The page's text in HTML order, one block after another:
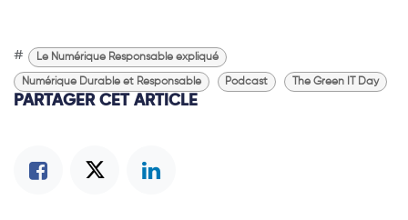
# Le Numérique Responsable expliqué
Numérique Durable et Responsable Podcast The Green IT Day
PARTAGER CET ARTICLE